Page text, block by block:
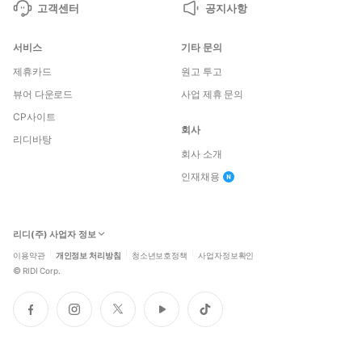
고객센터 공지사항
서비스
제휴카드
뷰어 다운로드
CP사이트
리디바탕
기타 문의
원고 투고
사업 제휴 문의
회사
회사 소개
인재채용
리디(주) 사업자 정보
이용약관 개인정보 처리방침 청소년보호정책 사업자정보확인
© RIDI Corp.
페
이
인
스
트
위
유
튜
틱
톡